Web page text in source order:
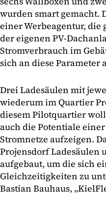
wurden smart gemacht.
einer Werbeagentur, die
der eigenen PV-
Stromverbrauch im
sich an diese Parameter
Drei Ladesäulen mit
wiederum im Quartier
diesem Pilotquartier
auch die Potentiale
Stromnetze aufzeigen.
Projensdorf Ladesäulen
aufgebaut, um die sich
Gleichzeitigkeiten zu
Bastian Bauhaus,